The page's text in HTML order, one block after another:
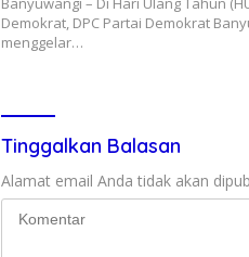
Demokrat, DPC Partai Demokrat
menggelar…
Tinggalkan Balasan
Alamat email Anda tidak akan